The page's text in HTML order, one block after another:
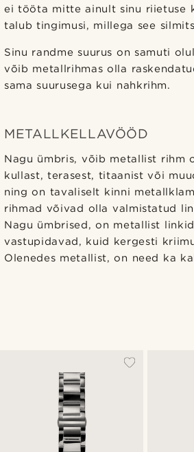
ei tööta mitte ainult sinu riietuse
talub tingimusi, millega see
Sinu randme suurus on samuti
võib metallrihmas olla
sama suurusega kui nahkrihm.
METALLKELLAVÖÖD
Nagu ümbris, võib metallist rihm
kullast, terasest, titaanist või
ning on tavaliselt kinni
rihmad võivad olla valmistatud
Nagu ümbrised, on metallist
vastupidavad, kuid kergesti
Olenedes metallist, on need ka